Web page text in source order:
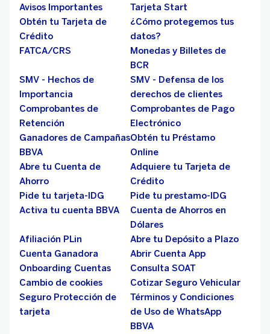
Avisos Importantes
Tarjeta Start
Obtén tu Tarjeta de
Crédito
¿Cómo protegemos tus
datos?
FATCA/CRS
Monedas y Billetes de
BCR
SMV - Hechos de
Importancia
SMV - Defensa de los
derechos de clientes
Comprobantes de
Retención
Comprobantes de Pago
Electrónico
Ganadores de Campañas
BBVA
Obtén tu Préstamo
Online
Abre tu Cuenta de
Ahorro
Adquiere tu Tarjeta de
Crédito
Pide tu tarjeta-IDG
Pide tu prestamo-IDG
Activa tu cuenta BBVA
Cuenta de Ahorros en
Dólares
Afiliación PLin
Abre tu Depósito a Plazo
Cuenta Ganadora
Abrir Cuenta App
Onboarding Cuentas
Consulta SOAT
Cambio de cookies
Cotizar Seguro Vehicular
Seguro Protección de
tarjeta
Términos y Condiciones
de Uso de WhatsApp
BBVA